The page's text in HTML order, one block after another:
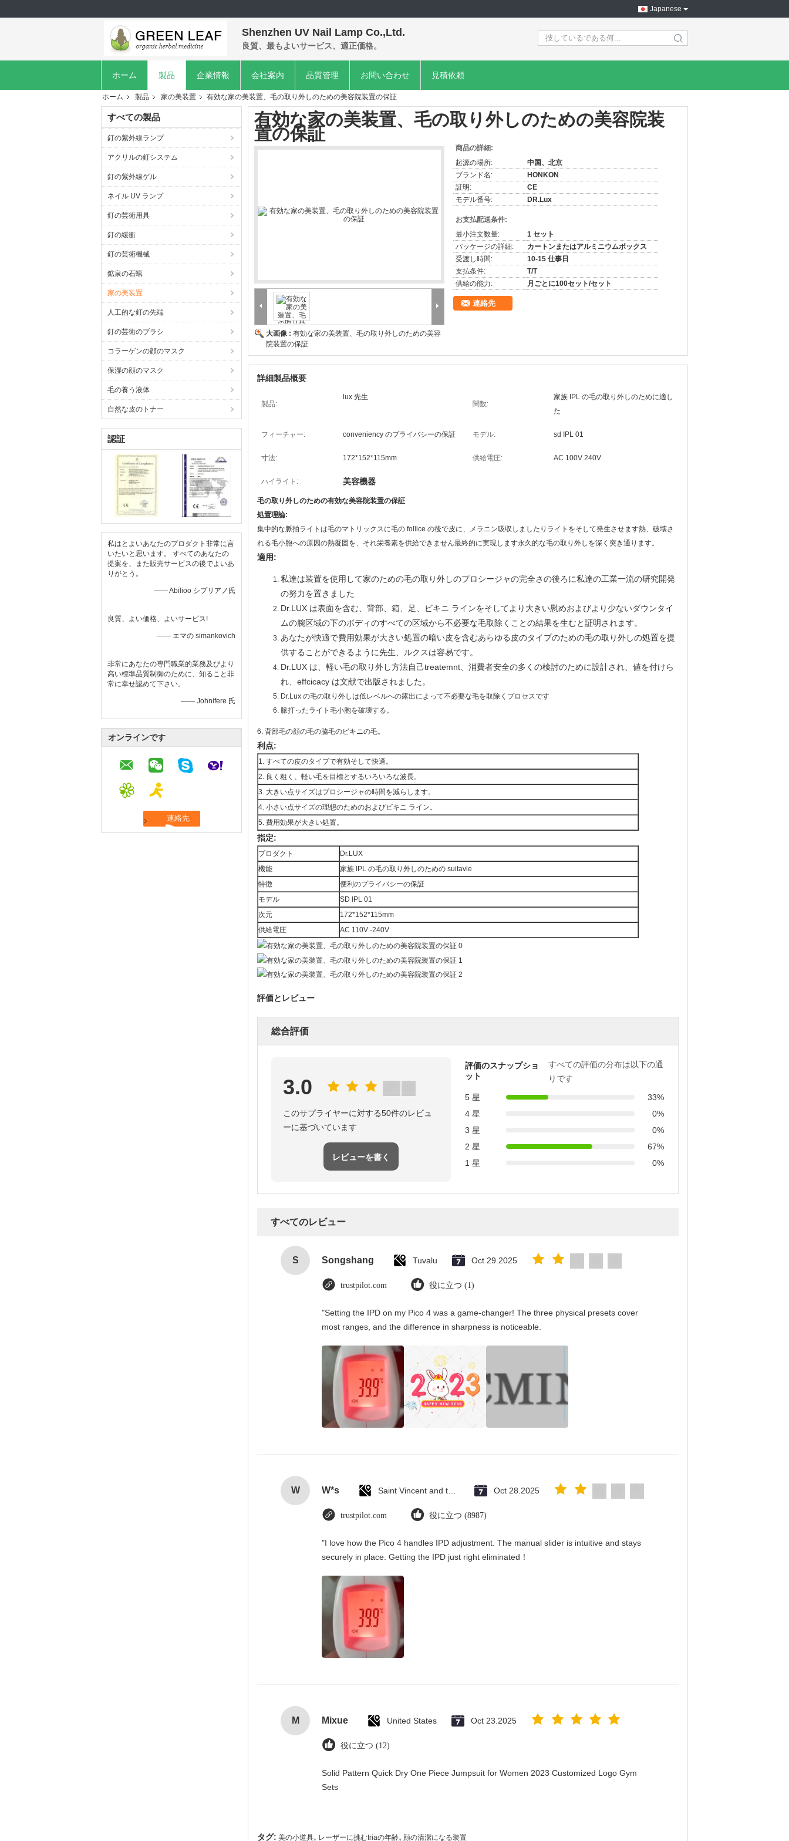
Japanese
Shenzhen UV Nail Lamp Co.,Ltd.
良質、最もよいサービス、適正価格。 search
ホーム 製品 企業情報 会社案内 品質管理 お問い合わせ 見積依頼
ホーム 製品 家の美装置 有効な家の美装置、毛の取り外しのための美容院装置の保証
すべての製品
釘の紫外線ランプ
アクリルの釘システム
釘の紫外線ゲル
ネイル UV ランプ
釘の芸術用具
釘の緩衝
釘の芸術機械
鉱泉の石蝋
家の美装置
人工的な釘の先端
釘の芸術のブラシ
コラーゲンの顔のマスク
保湿の顔のマスク
毛の養う液体
自然な皮のトナー
認証
私はとよいあなたのプロダクト非常に言
いたいと思います。 すべてのあなたの
提案を、また販売サービスの後でよいあ
りがとう。
—— Abilioo シプリアノ氏
良質、よい価格、よいサービス!
—— エマの simankovich
非常にあなたの専門職業的業務及びより
高い標準品質制御のために、知ること非
常に幸せ認めて下さい。
—— Johnifere 氏
オンラインです
有効な家の美装置、毛の取り外しのための美容院装
置の保証
大画像 : 有効な家の美装置、毛の取り外しのための美容
院装置の保証
商品の詳細:
起源の場所:
中国、北京
ブランド名:
HONKON
証明:
CE
モデル番号:
DR.Lux
お支払配送条件:
最小注文数量:
1 セット
パッケージの詳細:
カートンまたはアルミニウムボックス
受渡し時間:
10-15 仕事日
支払条件:
T/T
供給の能力:
月ごとに100セット/セット
連絡先
詳細製品概要
製品:
lux 先生
関数:
家族 IPL の毛の取り外しのために適し
た
フィーチャー: conveniency のプライバシーの保証 モデル: sd IPL 01
寸法: 172*152*115mm 供給電圧: AC 100V 240V
ハイライト: 美容機器
毛の取り外しのための有効な美容院装置の保証
処置理論:
集中的な脈拍ライトは毛のマトリックスに毛の follice の後で皮に、メラニン吸収しましたりライトをそして発生させます熱、破壊さ
れる毛小胞への原因の熱凝固を、それ栄養素を供給できません最終的に実現します永久的な毛の取り外しを深く突き通ります。
適用:
私達は装置を使用して家のための毛の取り外しのプロシージャの完全さの後ろに私達の工業一流の研究開発
の努力を置きました
Dr.LUX は表面を含む、背部、箱、足、ビキニ ラインをそしてより大きい慰めおよびより少ないダウンタイ
ムの腕区域の下のボディのすべての区域から不必要な毛取除くことの結果を生むと証明されます。
あなたが快適で費用効果が大きい処置の暗い皮を含むあらゆる皮のタイプのための毛の取り外しの処置を提
供することができるように先生、ルクスは容易です。
Dr.LUX は、軽い毛の取り外し方法自己treatemnt、消費者安全の多くの検討のために設計され、値を付けら
れ、effcicacy は文献で出版されました。
Dr.Lux の毛の取り外しは低レベルへの露出によって不必要な毛を取除くプロセスです
脈打ったライト毛小胞を破壊する。
6. 背部毛の顔の毛の脇毛のビキニの毛。
利点:
1. すべての皮のタイプで有効そして快適。
2. 良く粗く、軽い毛を目標とするいろいろな波長。
3. 大きい点サイズはプロシージャの時間を減らします。
4. 小さい点サイズの理想のためのおよびビキニ ライン。
5. 費用効果が大きい処置。
指定:
プロダクト
Dr.LUX
機能
家族 IPL の毛の取り外しのための suitavle
特徴
便利のプライバシーの保証
モデル
SD IPL 01
次元
172*152*115mm
供給電圧
AC 110V -240V
評価とレビュー
総合評価
3.0
このサプライヤーに対する50件のレビュ
ーに基づいています
レビューを書く
評価のスナップショ
ット
すべての評価の分布は以下の通
りです
5 星
33%
4 星
0%
3 星
0%
2 星
67%
1 星
0%
すべてのレビュー
S Songshang Tuvalu Oct 29.2025
trustpilot.com 役に立つ (1)
"Setting the IPD on my Pico 4 was a game-changer! The three physical presets cover
most ranges, and the difference in sharpness is noticeable.
W W*s Saint Vincent and the Grenadines Oct 28.2025
trustpilot.com 役に立つ (8987)
"I love how the Pico 4 handles IPD adjustment. The manual slider is intuitive and stays
securely in place. Getting the IPD just right eliminated！
M Mixue United States Oct 23.2025
役に立つ (12)
Solid Pattern Quick Dry One Piece Jumpsuit for Women 2023 Customized Logo Gym
Sets
タグ: 美の小道具, レーザーに挑むtriaの年齢, 顔の清潔になる装置